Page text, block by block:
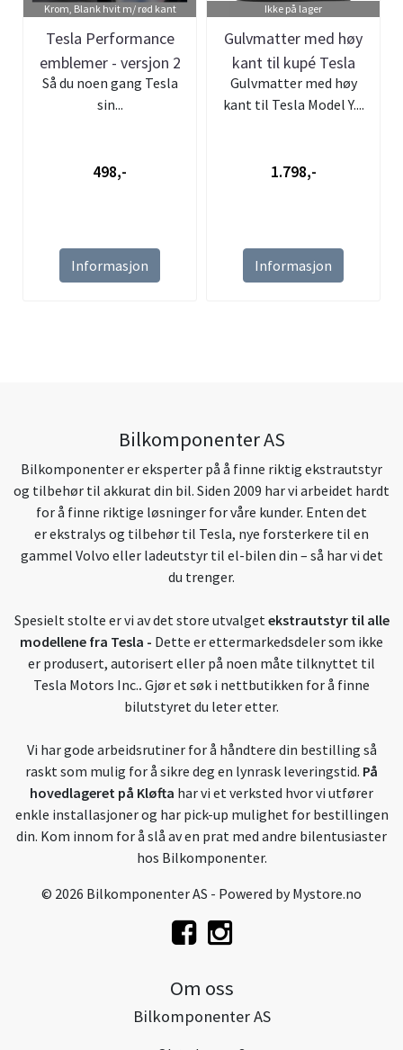
Krom, Blank hvit m/ rød kant
Tesla Performance
emblemer - versjon 2
Så du noen gang Tesla
sin...
498,-
Informasjon
Ikke på lager
Gulvmatter med høy
kant til kupé Tesla
Model Y
Gulvmatter med høy
kant til Tesla Model Y....
1.798,-
Informasjon
Bilkomponenter AS
Bilkomponenter er eksperter på å finne riktig ekstrautstyr
og tilbehør til akkurat din bil. Siden 2009 har vi arbeidet hardt
for å finne riktige løsninger for våre kunder. Enten det
er ekstralys og tilbehør til Tesla, nye forsterkere til en
gammel Volvo eller ladeutstyr til el-bilen din – så har vi det
du trenger.
Spesielt stolte er vi av det store utvalgetekstrautstyr til alle
modellene fra Tesla - Dette er ettermarkedsdeler som ikke
er produsert, autorisert eller på noen måte tilknyttet til
Tesla Motors Inc.. Gjør et søk i nettbutikken for å finne
bilutstyret du leter etter.
Vi har gode arbeidsrutiner for å håndtere din bestilling så
raskt som mulig for å sikre deg en lynrask leveringstid. På
hovedlageret på Kløfta har vi et verksted hvor vi utfører
enkle installasjoner og har pick-up mulighet for bestillingen
din. Kom innom for å slå av en prat med andre bilentusiaster
hos Bilkomponenter.
© 2026 Bilkomponenter AS - Powered byMystore.no
Om oss
Bilkomponenter AS